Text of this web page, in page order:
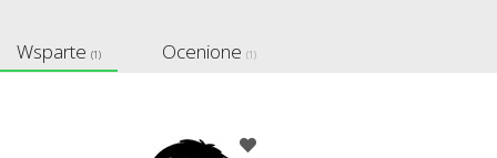
Wsparte (1) Ocenione (1)